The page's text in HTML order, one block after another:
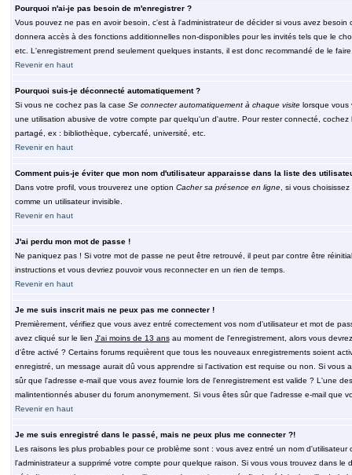
Pourquoi n'ai-je pas besoin de m'enregistrer ?
Vous pouvez ne pas en avoir besoin, c'est à l'administrateur de décider si vous avez
donnera accès à des fonctions additionnelles non-disponibles pour les invités tels que le
etc. L'enregistrement prend seulement quelques instants, il est donc recommandé de le
Revenir en haut
Pourquoi suis-je déconnecté automatiquement ?
Si vous ne cochez pas la case Se connecter automatiquement à chaque visitelorsque vous
une utilisation abusive de votre compte par quelqu'un d'autre. Pour rester connecté,
partagé, ex : bibliothèque, cybercafé, université, etc.
Revenir en haut
Comment puis-je éviter que mon nom d'utilisateur apparaisse dans la liste des
Dans votre profil, vous trouverez une option Cacher sa présence en ligne, si vous choisissez
comme un utilisateur invisible.
Revenir en haut
J'ai perdu mon mot de passe !
Ne paniquez pas ! Si votre mot de passe ne peut être retrouvé, il peut par contre être
instructions et vous devriez pouvoir vous reconnecter en un rien de temps.
Revenir en haut
Je me suis inscrit mais ne peux pas me connecter !
Premièrement, vérifiez que vous avez entré correctement vos nom d'utilisateur et mot de
avez cliqué sur le lien J'ai moins de 13 ansau moment de l'enregistrement, alors vous
d'être activé ? Certains forums requièrent que tous les nouveaux enregistrements soient
enregistré, un message aurait dû vous apprendre si l'activation est requise ou non. Si
sûr que l'adresse e-mail que vous avez fournie lors de l'enregistrement est valide ? L'une
malintentionnés abuser du forum anonymement. Si vous êtes sûr que l'adresse e-mail que
Revenir en haut
Je me suis enregistré dans le passé, mais ne peux plus me connecter ?!
Les raisons les plus probables pour ce problème sont : vous avez entré un nom
l'administrateur a supprimé votre compte pour quelque raison. Si vous vous trouvez dans